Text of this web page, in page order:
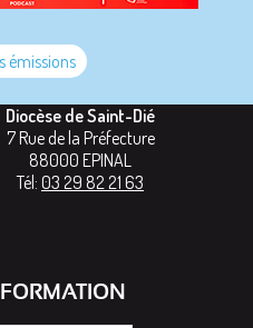
émissions
Diocèse de Saint-Dié
7 Rue de la Préfecture
88000 EPINAL
Tél: 03 29 82 21 63